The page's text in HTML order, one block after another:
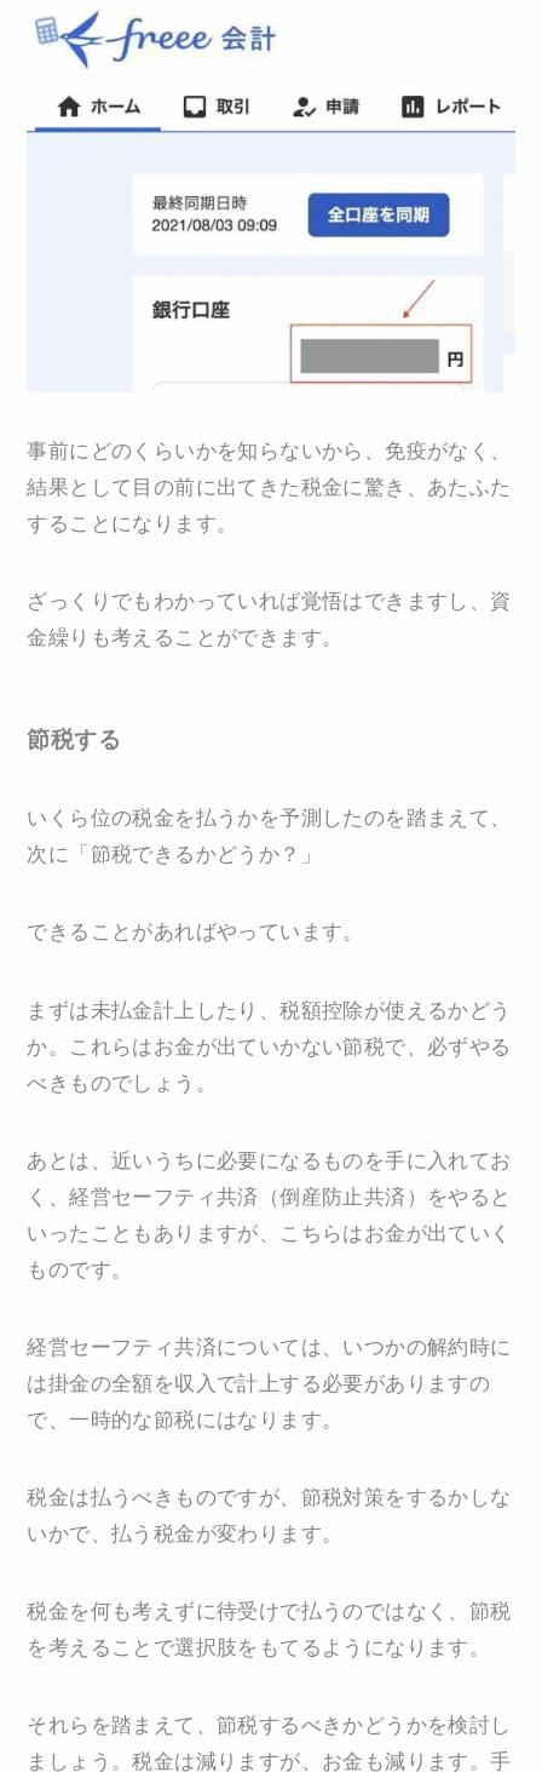
事前にどのくらいかを知らないから、免疫がなく、
結果として目の前に出てきた税金に驚き、あたふた
することになります。
ざっくりでもわかっていれば覚悟はできますし、資
金繰りも考えることができます。
節税する
いくら位の税金を払うかを予測したのを踏まえて、
次に「節税できるかどうか？」
できることがあればやっています。
まずは未払金計上したり、税額控除が使えるかどう
か。これらはお金が出ていかない節税で、必ずやる
べきものでしょう。
あとは、近いうちに必要になるものを手に入れてお
く、経営セーフティ共済（倒産防止共済）をやると
いったこともありますが、こちらはお金が出ていく
ものです。
経営セーフティ共済については、いつかの解約時に
は掛金の全額を収入で計上する必要がありますの
で、一時的な節税にはなります。
税金は払うべきものですが、節税対策をするかしな
いかで、払う税金が変わります。
税金を何も考えずに待受けで払うのではなく、節税
を考えることで選択肢をもてるようになります。
それらを踏まえて、節税するべきかどうかを検討し
ましょう。税金は減りますが、お金も減ります。手